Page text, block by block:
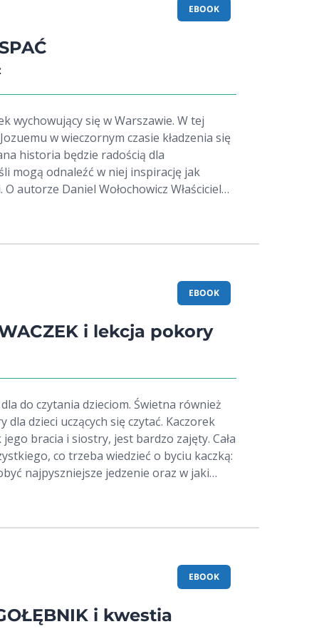
a bohaterami książek są fascynujące dla
tych książeczek nie tylko sprawi radość
też będzie wpajało właściwe wartości
5. Żółwik i szkoła
9.
być
EBOOK
się w Warszawie. W tej
w wieczornym czasie kładzenia się
historia będzie radością dla
mogą odnaleźć w niej inspirację jak
rodzinnych w cieplejsze kraje, co pokazuje
EBOOK
i lekcja pokory
do czytania dzieciom. Świetna również
uczących się czytać. Kaczorek
bracia i siostry, jest bardzo zajęty. Cała
co trzeba wiedzieć o byciu kaczką:
najpyszniejsze jedzenie oraz w jaki
wszystkiego, co wiedzieć należy.
Kwaczek nie wie, co robić. Czy będzie
tym, co słuszne a przyjaźnią? Ten
- pytania dla rodziców, które mogą
rozmowy z dziećmi czy nawet
EBOOK
i kwestia